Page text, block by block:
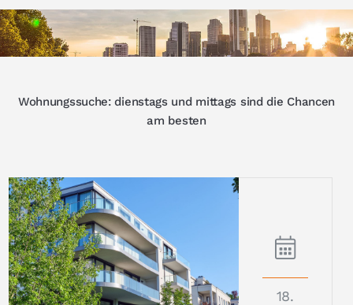
Wohnungssuche: dienstags und mittags sind die Chancen
am besten
18.